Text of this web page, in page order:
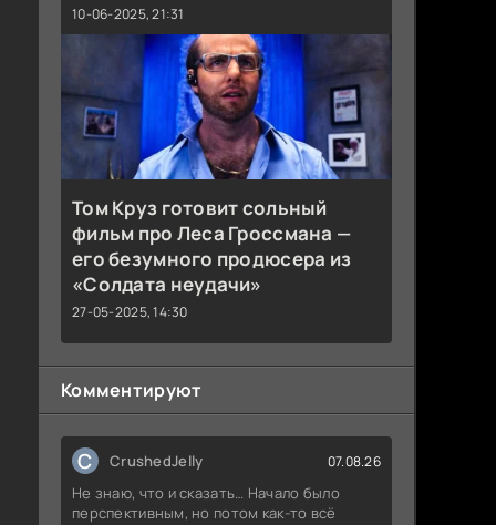
10-06-2025, 21:31
Том Круз готовит сольный
фильм про Леса Гроссмана —
его безумного продюсера из
«Солдата неудачи»
27-05-2025, 14:30
Комментируют
C CrushedJelly 07.08.26
Не знаю, что и сказать… Начало было
перспективным, но потом как-то всё